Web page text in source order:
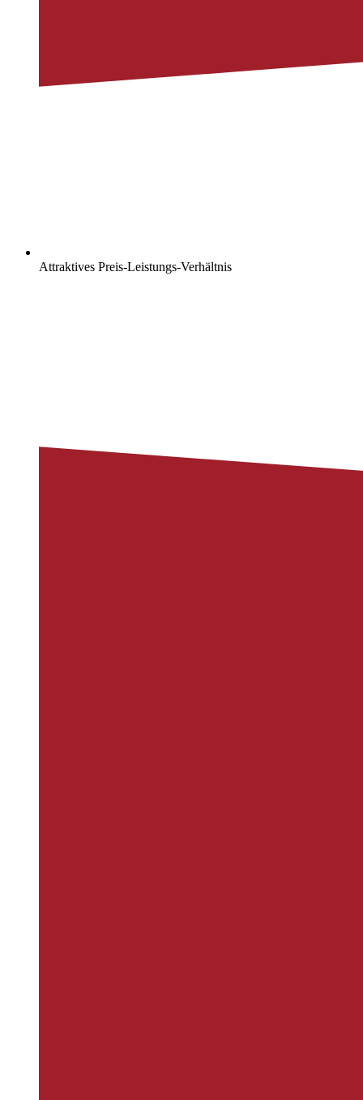
Attraktives Preis-Leistungs-Verhältnis